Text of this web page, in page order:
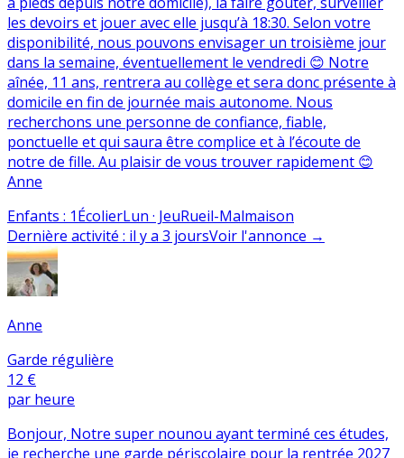
les devoirs et jouer avec elle jusqu’à 18:30. Selon votre
disponibilité, nous pouvons envisager un troisième jour
dans la semaine, éventuellement le vendredi 😊 Notre
aînée, 11 ans, rentrera au collège et sera donc présente à
domicile en fin de journée mais autonome. Nous
recherchons une personne de confiance, fiable,
ponctuelle et qui saura être complice et à l’écoute de
notre de fille. Au plaisir de vous trouver rapidement 😊
Anne
Enfants : 1ÉcolierLun · JeuRueil-Malmaison
Dernière activité : il y a 3 joursVoir l'annonce →
Anne
Garde régulière
12 €
par heure
Bonjour, Notre super nounou ayant terminé ces études,
je recherche une garde périscolaire pour la rentrée 2027